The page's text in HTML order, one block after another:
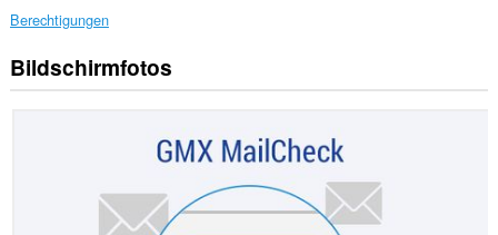
Berechtigungen
Diese
Erweiterung
Bildschirmfotos